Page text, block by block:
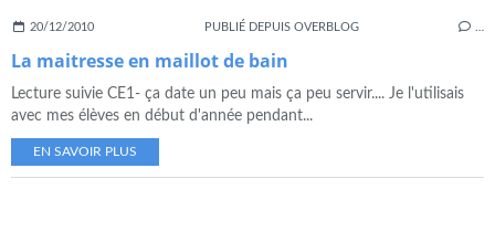
20/12/2010 PUBLIÉ DEPUIS OVERBLOG
La maitresse en maillot de bain
Lecture suivie CE1- ça date un peu mais ça peu servir.... Je l'utilisais
avec mes élèves en début d'année pendant...
EN SAVOIR PLUS